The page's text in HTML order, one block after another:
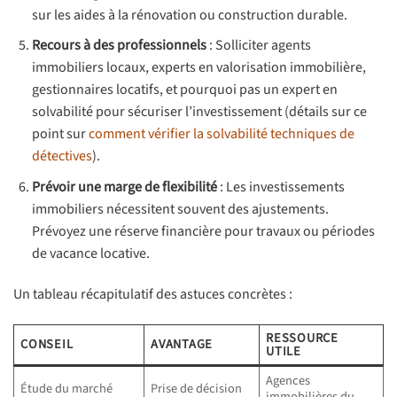
sur les aides à la rénovation ou construction durable.
Recours à des professionnels: Solliciter agents
immobiliers locaux, experts en valorisation immobilière,
gestionnaires locatifs, et pourquoi pas un expert en
solvabilité pour sécuriser l’investissement (détails sur ce
point surcomment vérifier la solvabilité techniques de
détectives).
Prévoir une marge de flexibilité: Les investissements
immobiliers nécessitent souvent des ajustements.
Prévoyez une réserve financière pour travaux ou périodes
de vacance locative.
Un tableau récapitulatif des astuces concrètes :
CONSEIL AVANTAGE RESSOURCE
UTILE
Étude du marché
Prise de décision
Agences